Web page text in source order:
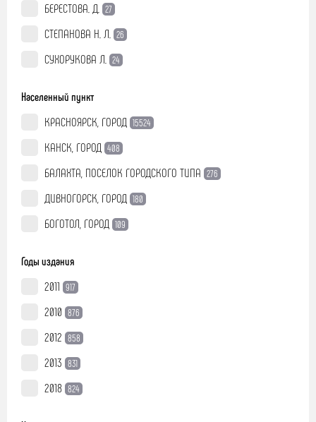
БЕРЕСТОВА. Д. 27
СТЕПАНОВА Н. Л. 26
СУХОРУКОВА Л. 24
Населенный пункт
КРАСНОЯРСК, ГОРОД 15524
КАНСК, ГОРОД 408
БАЛАХТА, ПОСЕЛОК ГОРОДСКОГО ТИПА 276
ДИВНОГОРСК, ГОРОД 180
БОГОТОЛ, ГОРОД 109
Годы издания
2011 917
2010 876
2012 858
2013 831
2018 824